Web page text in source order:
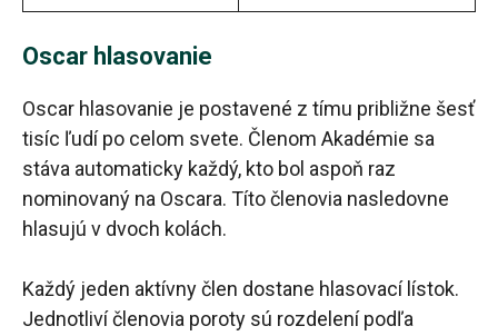
Oscar hlasovanie
Oscar hlasovanie je postavené z tímu približne šesť
tisíc ľudí po celom svete. Členom Akadémie sa
stáva automaticky každý, kto bol aspoň raz
nominovaný na Oscara. Títo členovia nasledovne
hlasujú v dvoch kolách.
Každý jeden aktívny člen dostane hlasovací lístok.
Jednotliví členovia poroty sú rozdelení podľa